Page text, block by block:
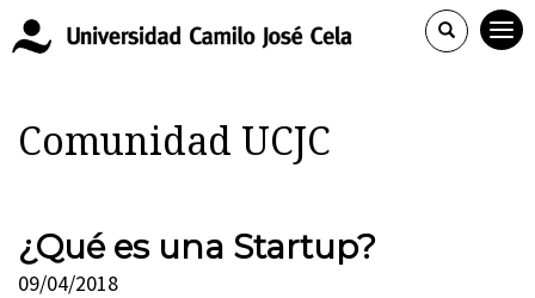
Comunidad UCJC
¿Qué es una Startup?
09/04/2018